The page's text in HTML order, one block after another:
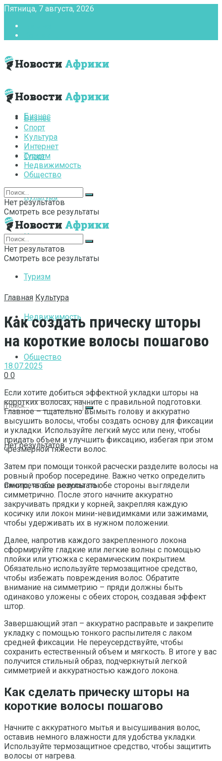
Пятница, 7 августа, 2026
Бизнес
Спорт
Культура
Интернет
Туризм
Недвижимость
Общество
Нет результатов
Смотреть все результаты
Бизнес
Спорт
Культура
Интернет
Туризм
Недвижимость
Общество
Нет результатов
Смотреть все результаты
Нет результатов
Смотреть все результаты
Главная Культура
Как создать прическу шторы
на короткие волосы пошагово
18.07.2025
0 0
Если хотите добиться эффектной укладки шторы на
коротких волосах, начните с правильной подготовки.
Главное – тщательно вымыть голову и аккуратно
высушить волосы, чтобы создать основу для фиксации
и укладки. Используйте легкий мусс или пену, чтобы
придать объем и улучшить фиксацию, избегая при этом
чрезмерной тяжести волос.
Затем при помощи тонкой расчески разделите волосы на
ровный пробор посередине. Важно четко определить
линию, чтобы волосы по обе стороны выглядели
симметрично. После этого начните аккуратно
закручивать прядки у корней, закрепляя каждую
косичку или локон мини-невидимками или зажимами,
чтобы удерживать их в нужном положении.
Далее, напротив каждого закрепленного локона
сформируйте гладкие или легкие волны с помощью
плойки или утюжка с керамическим покрытием.
Обязательно используйте термозащитное средство,
чтобы избежать повреждения волос. Обратите
внимание на симметрию – пряди должны быть
одинаково уложены с обеих сторон, создавая эффект
штор.
Завершающий этап – аккуратно расправьте и закрепите
укладку с помощью тонкого распылителя с лаком
средней фиксации. Не переусердствуйте, чтобы
сохранить естественный объем и мягкость. В итоге у вас
получится стильный образ, подчеркнутый легкой
симметрией и аккуратностью каждого локона.
Как сделать прическу шторы на
короткие волосы пошагово
Начните с аккуратного мытья и высушивания волос,
оставив немного влажности для удобства укладки.
Используйте термозащитное средство, чтобы защитить
волосы от нагрева.